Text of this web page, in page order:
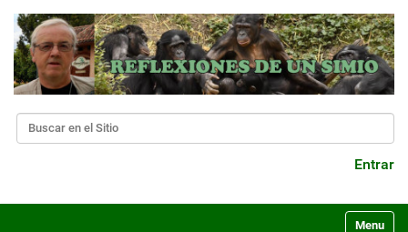
Buscar
Entrar
Toggle